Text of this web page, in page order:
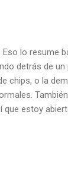
lo resume
detrás de un
chips, o la
que estoy
Por otro
Los RAW a